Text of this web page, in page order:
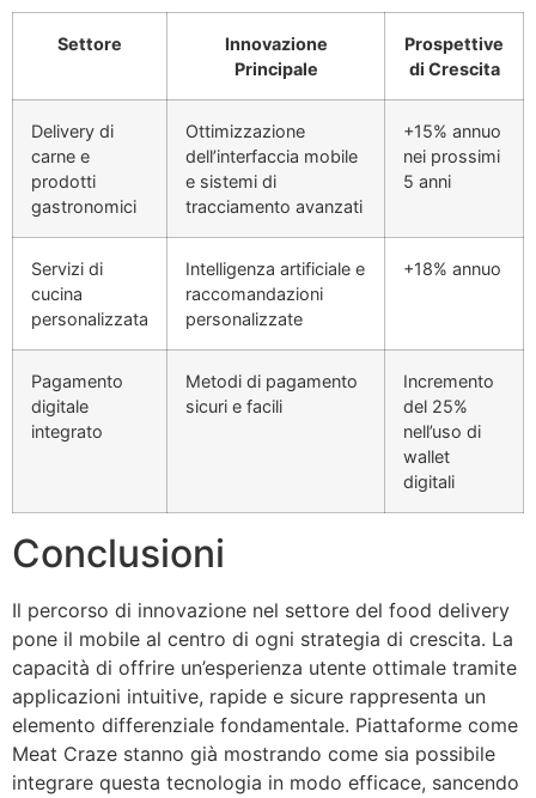
Settore
Innovazione
Principale
Prospettive
di Crescita
Delivery di
carne e
prodotti
gastronomici
Ottimizzazione
dell’interfaccia mobile
e sistemi di
tracciamento avanzati
+15% annuo
nei prossimi
5 anni
Servizi di
cucina
personalizzata
Intelligenza artificiale e
raccomandazioni
personalizzate
+18% annuo
Pagamento
digitale
integrato
Metodi di pagamento
sicuri e facili
Incremento
del 25%
nell’uso di
wallet
digitali
Conclusioni
Il percorso di innovazione nel settore del food delivery
pone il mobile al centro di ogni strategia di crescita. La
capacità di offrire un’esperienza utente ottimale tramite
applicazioni intuitive, rapide e sicure rappresenta un
elemento differenziale fondamentale. Piattaforme come
Meat Craze stanno già mostrando come sia possibile
integrare questa tecnologia in modo efficace, sancendo